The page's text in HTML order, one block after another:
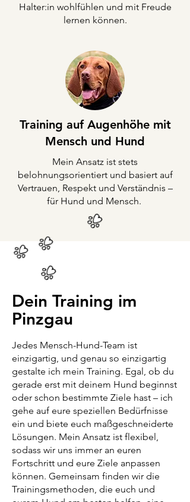
Halter:in wohlfühlen und mit Freude
lernen können.
Training auf Augenhöhe mit
Mensch und Hund
Mein Ansatz ist stets
belohnungsorientiert und basiert auf
Vertrauen, Respekt und Verständnis –
für Hund und Mensch.
Dein Training im
Pinzgau
Jedes Mensch-Hund-Team ist
einzigartig, und genau so einzigartig
gestalte ich mein Training. Egal, ob du
gerade erst mit deinem Hund beginnst
oder schon bestimmte Ziele hast – ich
gehe auf eure speziellen Bedürfnisse
ein und biete euch maßgeschneiderte
Lösungen. Mein Ansatz ist flexibel,
sodass wir uns immer an euren
Fortschritt und eure Ziele anpassen
können. Gemeinsam finden wir die
Trainingsmethoden, die euch und